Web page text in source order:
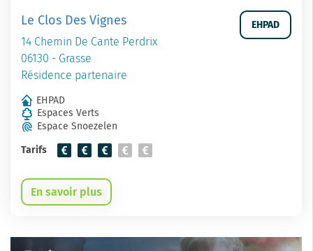
Le Clos Des Vignes
14 Chemin De Cante Perdrix
06130 - Grasse
Résidence partenaire
EHPAD
EHPAD
Espaces Verts
Espace Snoezelen
Tarifs
En savoir plus